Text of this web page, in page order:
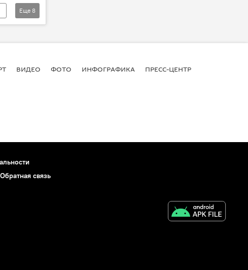
Еще 8
ВИДЕО ФОТО ИНФОГРАФИКА ПРЕСС-ЦЕНТР
Обратная связь